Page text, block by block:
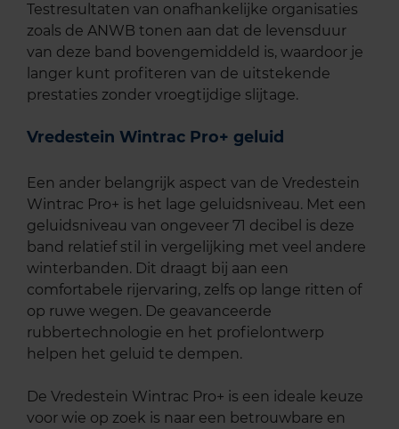
Testresultaten van onafhankelijke organisaties
zoals de ANWB tonen aan dat de levensduur
van deze band bovengemiddeld is, waardoor je
langer kunt profiteren van de uitstekende
prestaties zonder vroegtijdige slijtage.
Vredestein Wintrac Pro+ geluid
Een ander belangrijk aspect van de Vredestein
Wintrac Pro+ is het lage geluidsniveau. Met een
geluidsniveau van ongeveer 71 decibel is deze
band relatief stil in vergelijking met veel andere
winterbanden. Dit draagt bij aan een
comfortabele rijervaring, zelfs op lange ritten of
op ruwe wegen. De geavanceerde
rubbertechnologie en het profielontwerp
helpen het geluid te dempen.
De Vredestein Wintrac Pro+ is een ideale keuze
voor wie op zoek is naar een betrouwbare en